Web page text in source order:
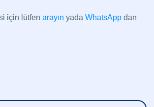
için lütfen arayın yada WhatsApp dan